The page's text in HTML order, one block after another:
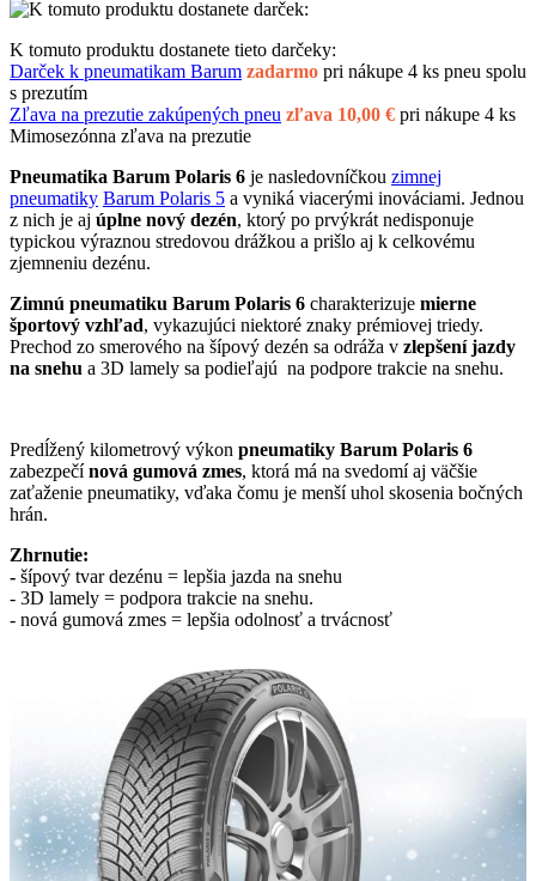
K tomuto produktu dostanete tieto darčeky:
Darček k pneumatikam Barum zadarmo pri nákupe 4 ks pneu spolu
s prezutím
Zľava na prezutie zakúpených pneu zľava 10,00 € pri nákupe 4 ks
Mimosezónna zľava na prezutie
Pneumatika Barum Polaris 6 je nasledovníčkou zimnej
pneumatiky Barum Polaris 5 a vyniká viacerými inováciami. Jednou
z nich je aj úplne nový dezén, ktorý po prvýkrát nedisponuje
typickou výraznou stredovou drážkou a prišlo aj k celkovému
zjemneniu dezénu.
Zimnú pneumatiku Barum Polaris 6 charakterizuje mierne
športový vzhľad, vykazujúci niektoré znaky prémiovej triedy.
Prechod zo smerového na šípový dezén sa odráža v zlepšení jazdy
na snehu a 3D lamely sa podieľajú na podpore trakcie na snehu.
Predĺžený kilometrový výkon pneumatiky Barum Polaris 6
zabezpečínová gumová zmes, ktorá má na svedomí aj väčšie
zaťaženie pneumatiky, vďaka čomu je menší uhol skosenia bočných
hrán.
Zhrnutie:
- šípový tvar dezénu = lepšia jazda na snehu
- 3D lamely = podpora trakcie na snehu.
- nová gumová zmes = lepšia odolnosť a trvácnosť